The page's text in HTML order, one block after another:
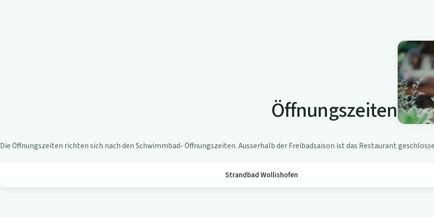
r
a
Öffnungszeiten
Die Öffnungszeiten richten sich nach den Schwimmbad- Öffnungszeiten. Ausserhalb der Freibadsaison ist das Restaurant
Strandbad Wollishofen